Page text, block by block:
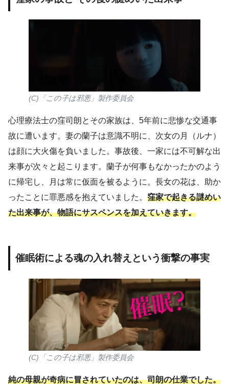
(C)「この子は邪悪」製作委員会
心理療法士の窪司朗とその家族は、5年前に悲惨な交通事
故に遭います。妻の蘭子は意識不明に、次女の月（ルナ）
は顔に大火傷を負いました。事故後、一家には不可解な出
来事が次々と起こります。蘭子が何事もなかったかのよう
に帰宅し、月は常に仮面を被るように。長女の花は、助か
ったことに罪悪感を抱えていました。 窪家で起きる謎めい
た出来事が、物語にサスペンスを加えていきます。
催眠術による魂の入れ替えという衝撃の事実
(C)「この子は邪悪」製作委員会
純の母親が奇病に冒されていたのは、司朗の仕業でした。